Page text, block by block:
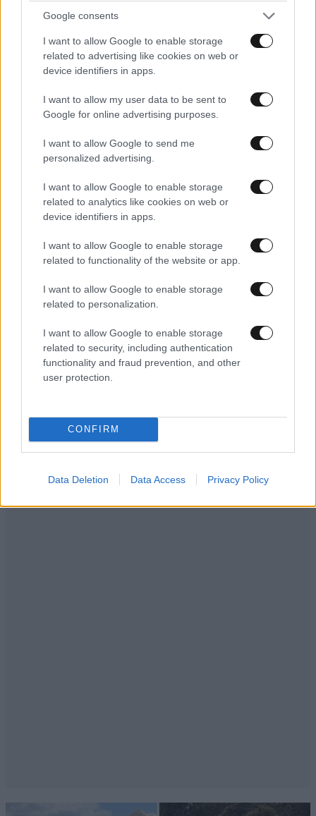
Google consents
I want to allow Google to enable storage
related to advertising like cookies on web or
device identifiers in apps.
I want to allow my user data to be sent to
Google for online advertising purposes.
I want to allow Google to send me
personalized advertising.
I want to allow Google to enable storage
related to analytics like cookies on web or
device identifiers in apps.
I want to allow Google to enable storage
related to functionality of the website or app.
I want to allow Google to enable storage
related to personalization.
I want to allow Google to enable storage
related to security, including authentication
functionality and fraud prevention, and other
user protection.
CONFIRM
Data Deletion Data Access Privacy Policy
αιγαλεωτης 30·09·2019 00:24
ασε μας κοριτσακι μου. πηγαινε να ανοιξεις κανενα
βιβλιο να μαθεις 5 γραμματα που εχεις το θαρρος να
σχολιαζεις κιολας....
Απαντήστε
ΚΑΛΟΓΡΕΖΑ 29·09·2019 19:58
ΔΕΝ ΜΑΣ ΕΝΔΙΑΦΕΡΕΙ Η ΓΝΩΜΗ ΣΟΥ.....................
ΜΕΧΡΙ ΧΘΕΣ ΗΣΟΥΝ ΚΑΘΑΡΙΣΤΡΙΑ ΚΑΙ θετη αδελφη
ΦΩΣΤΗΡΑΣ???????????????????????/
Μαύρο προβατο 29·09·2019 18:07
Πες Αλεύρι, Ο ΡΩΜΑΝΟΣ ΣΕ ΓΥΡΕΥΕΙ. ΧΑΧΑΧΑΧΑΧΑ
ΕΛΛΑΔΑ06·08·2026 00:09
Σαν σήμερα 6 Αυγούστου: Πεθαίνει η Ρίτα
Σακελλαρίου, η λαϊκή ντίβα που έκανε τη ζωή